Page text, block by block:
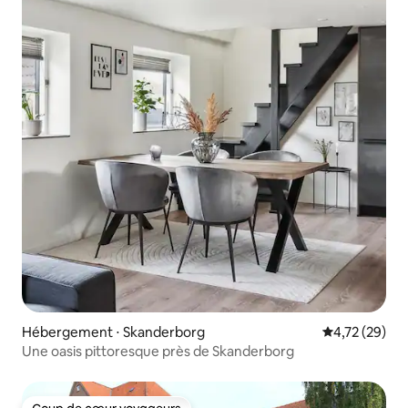
Hébergement ⋅ Skanderborg Évaluation
4,72 (29)
Une oasis pittoresque près de Skanderborg